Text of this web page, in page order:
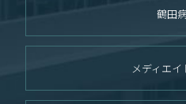
鶴田
メディエイ